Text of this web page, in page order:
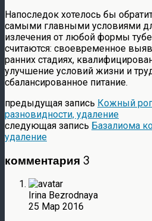
Напоследок хотелось бы
самыми главными условиями
излечения от любой формы
считаются: своевременное
ранних стадиях,
улучшение условий жизни и
сбалансированное питание.
предыдущая запись Кожный
разновидности, удаление
следующая запись Базалиома
удаление
комментария 3
Irina Bezrodnaya
25 Мар 2016